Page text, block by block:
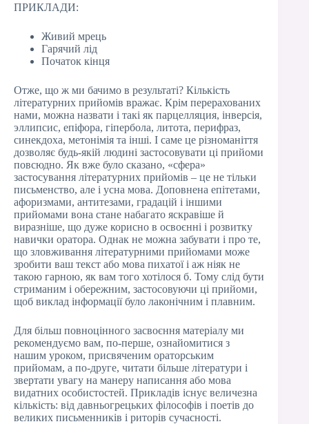
ПРИКЛАДИ:
Живий мрець
Гарячий лід
Початок кінця
Отже, що ж ми бачимо в результаті? Кількість
літературних прийомів вражає. Крім перерахованих
нами, можна назвати і такі як парцелляция, інверсія,
эллипсис, епіфора, гіпербола, литота, перифраз,
синекдоха, метонімія та інші. І саме це різноманіття
дозволяє будь-якій людині застосовувати ці прийоми
повсюдно. Як вже було сказано, «сфера»
застосування літературних прийомів – це не тільки
письменство, але і усна мова. Доповнена епітетами,
афоризмами, антитезами, градацій і іншими
прийомами вона стане набагато яскравіше й
виразніше, що дуже корисно в освоєнні і розвитку
навички оратора. Однак не можна забувати і про те,
що зловживання літературними прийомами може
зробити ваш текст або мова пихатої і аж ніяк не
такою гарною, як вам того хотілося б. Тому слід бути
стриманим і обережним, застосовуючи ці прийоми,
щоб виклад інформації було лаконічним і плавним.
Для більш повноцінного засвоєння матеріалу ми
рекомендуємо вам, по-перше, ознайомитися з
нашим уроком, присвяченим ораторським
прийомам, а по-друге, читати більше літератури і
звертати увагу на манеру написання або мова
видатних особистостей. Прикладів існує величезна
кількість: від давньогрецьких філософів і поетів до
великих письменників і риторів сучасності.